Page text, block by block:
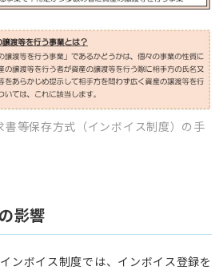
書等保存方式（インボイス制度）の手
影響
ンボイス制度では、インボイス登録を